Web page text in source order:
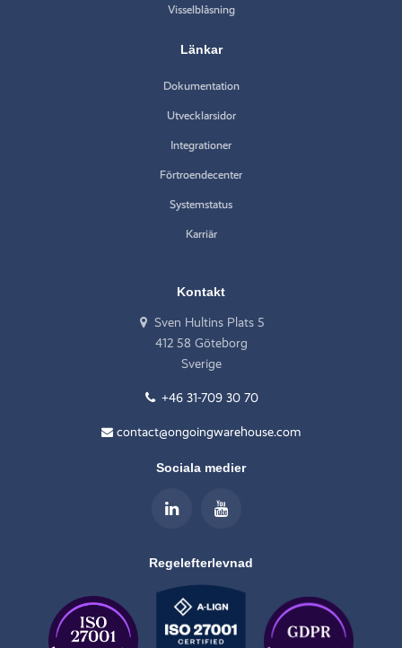
Visselblåsning
Länkar
Dokumentation
Utvecklarsidor
Integrationer
Förtroendecenter
Systemstatus
Karriär
Kontakt
Sven Hultins Plats 5
412 58 Göteborg
Sverige
+46 31-709 30 70
contact@ongoingwarehouse.com
Sociala medier
Regelefterlevnad